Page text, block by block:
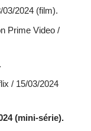
2024 (film).
Prime Video /
/ 15/03/2024
(mini-série).